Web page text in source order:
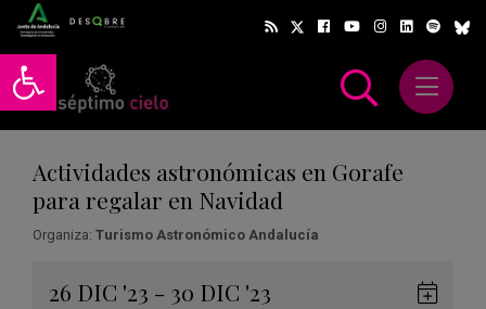
Abrir barra de herramientas
Abrir
Actividades astronómicas en Gorafe
para regalar en Navidad
Organiza: Turismo Astronómico Andalucía
26 DIC '23 - 30 DIC '23